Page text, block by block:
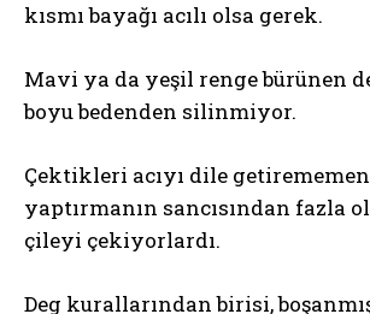
kısmı bayağı acılı olsa gerek.
Mavi ya da yeşil renge bürünen
boyu bedenden silinmiyor.
Çektikleri acıyı dile
yaptırmanın sancısından fazla
çileyi çekiyorlardı.
Deg kurallarından birisi,